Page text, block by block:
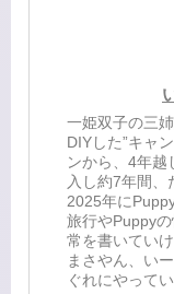
一姫双子の三
DIYした”キャ
ンから、4年越
入し約7年間、
2025年に
旅行やPuppy
常を書いてい
まさやん、い
ぐれにやって